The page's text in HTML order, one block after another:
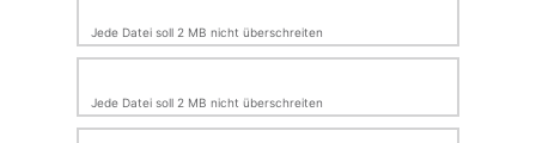
Jede Datei soll 2 MB nicht überschreiten
Jede Datei soll 2 MB nicht überschreiten